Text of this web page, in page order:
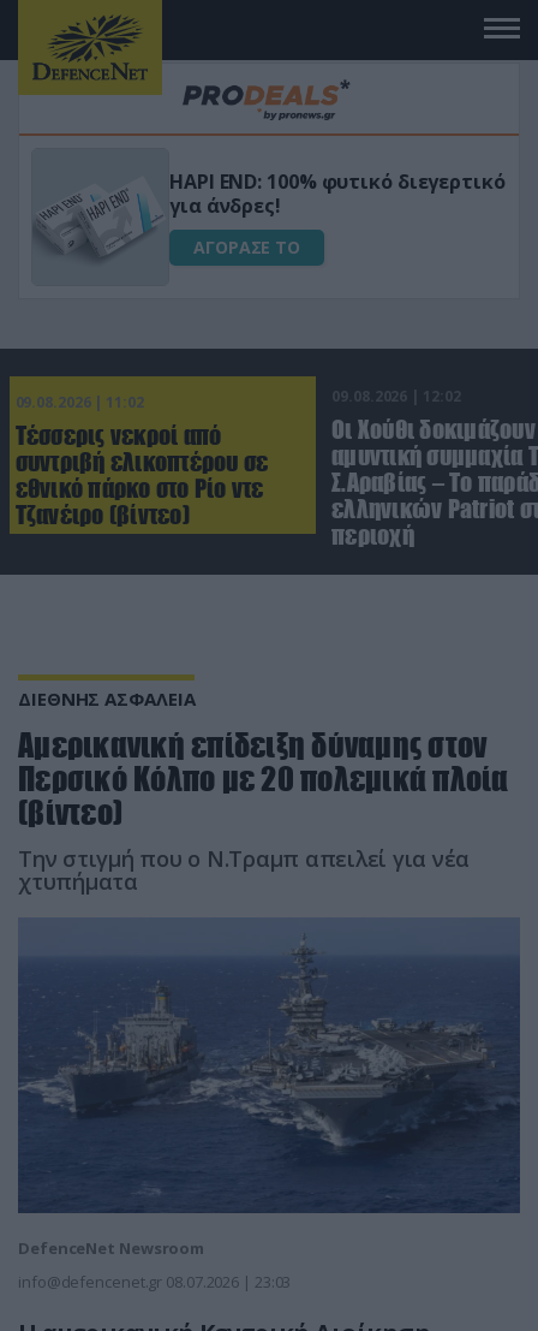
Μεταμόρφωσε τον κήπο σου με το
Ultra Box Μίνι Αλυσοπρίονο με
μπαταρία λιθίου
ΑΓΟΡΑΣΕ ΤΟ
09.08.2026 | 11:02
Τέσσερις νεκροί από
συντριβή ελικοπτέρου σε
εθνικό πάρκο στο Ρίο ντε
Τζανέιρο (βίντεο)
09.08.2026 | 12:02
Οι Χούθι
αμυντική συμμαχία
Σ.Αραβίας – Το
ελληνικών Patriot
περιοχή
ΔΙΕΘΝΗΣ ΑΣΦΑΛΕΙΑ
Αμερικανική επίδειξη δύναμης στον
Περσικό Κόλπο με 20 πολεμικά πλοία
(βίντεο)
Την στιγμή που ο Ν.Τραμπ απειλεί για νέα
χτυπήματα
DefenceNet Newsroom
info@defencenet.gr 08.07.2026 | 23:03